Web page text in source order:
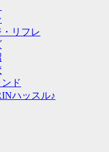
リフレ
ド
ハッスル♪